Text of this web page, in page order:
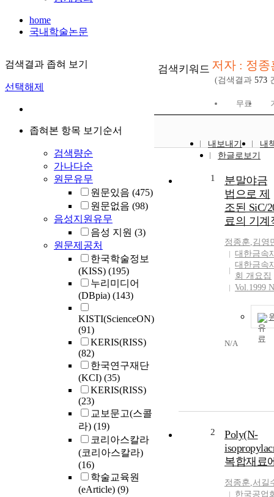
home
국내학술논문
검색결과 좁혀 보기
선택해제
좁혀본 항목 보기순서
검색량순
가나다순
원문유무
원문있음 (475)
원문없음 (98)
음성지원유무
음성 지원 (3)
원문제공처
한국학술정보
(KISS) (195)
누리미디어
(DBpia) (143)
KISTI(ScienceON)
(91)
KERIS(RISS)
(82)
한국연구재단
(KCI) (35)
KERIS(RISS)
(23)
교보문고(스콜
라) (19)
코리아스칼라
(코리아스칼라)
(16)
학술교육원
(eArticle) (9)
검색키워드 저자 : 정종
(검색결과 573
무료
내보내기
내
한글로보기
1
분말야금
법으로 제
조된 SiC/
료의 기계
정종훈,김영
대한금속
대한금속
회 개요집
Vol.1999
N/A
2
Poly(N-
복합재료
정종훈,서길
한국공업